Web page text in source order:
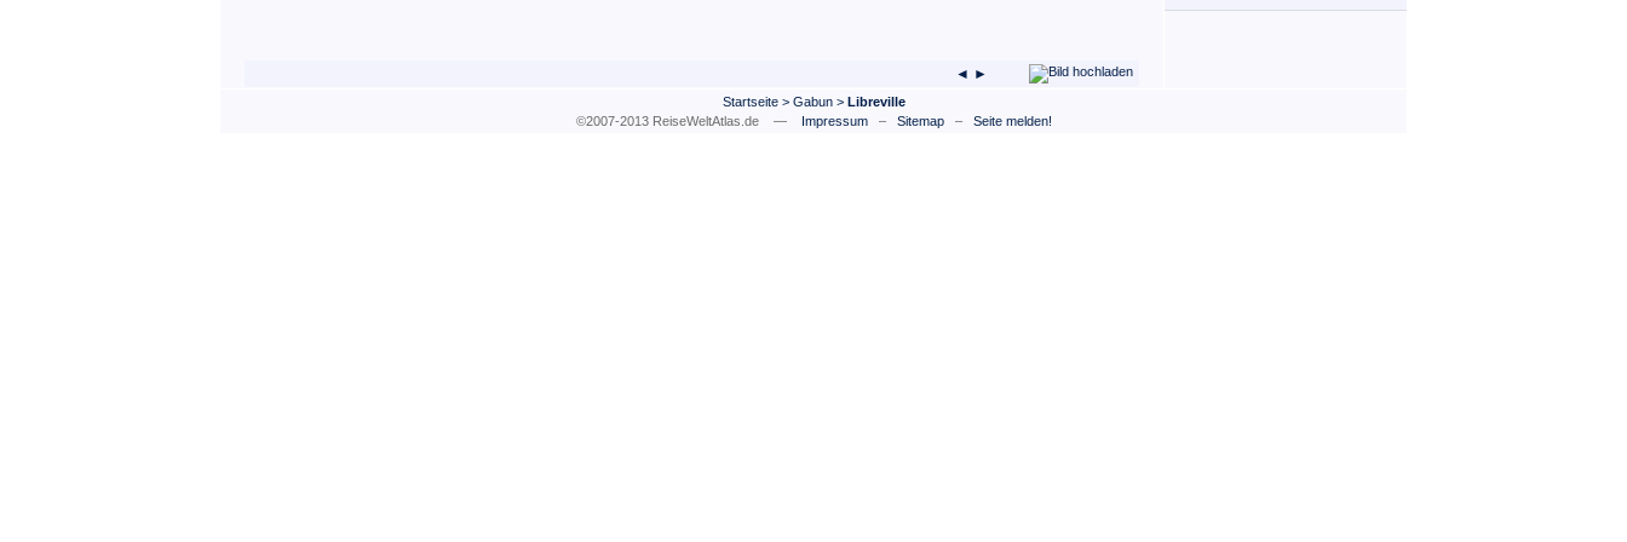
◄ ►
Startseite> Gabun> Libreville
©2007-2013 ReiseWeltAtlas.de —
Impressum– Sitemap– Seite melden!